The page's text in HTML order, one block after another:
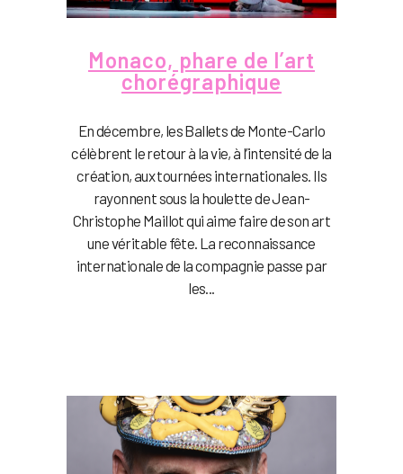
Monaco, phare de l’art
chorégraphique
En décembre, les Ballets de Monte-Carlo
célèbrent le retour à la vie, à l’intensité de la
création, aux tournées internationales. Ils
rayonnent sous la houlette de Jean-
Christophe Maillot qui aime faire de son art
une véritable fête. La reconnaissance
internationale de la compagnie passe par
les...